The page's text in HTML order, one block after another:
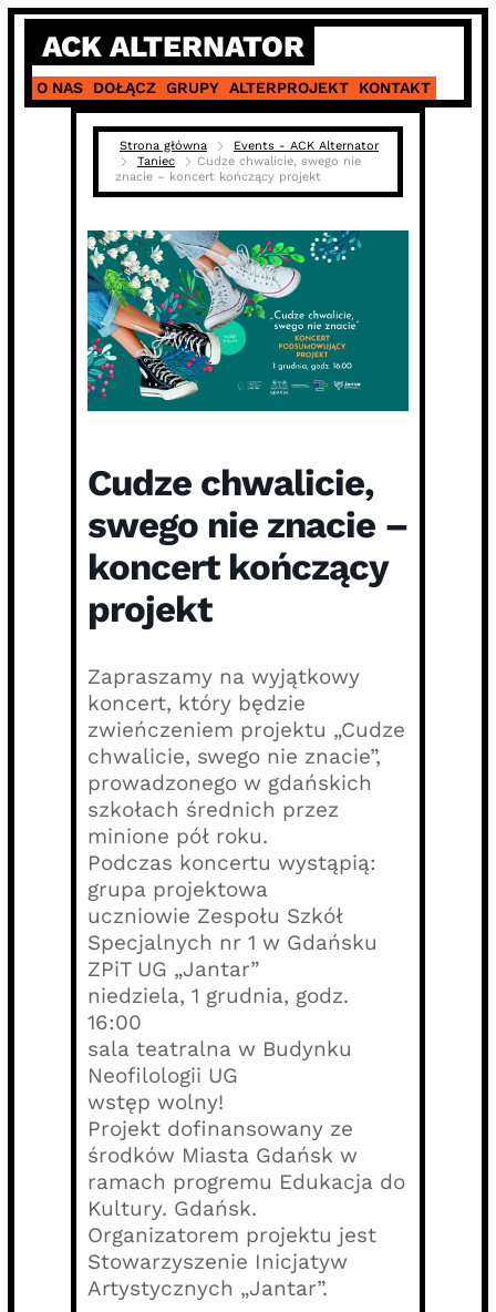
Skip
content
ACK ALTERNATOR
O NAS DOŁĄCZ GRUPY ALTERPROJEKT KONTAKT
Strona główna
Events - ACK Alternator
Taniec
Cudze chwalicie, swego nie
znacie – koncert kończący projekt
Cudze chwalicie,
swego nie znacie –
koncert kończący
projekt
Zapraszamy na wyjątkowy
koncert, który będzie
zwieńczeniem projektu „Cudze
chwalicie, swego nie znacie”,
prowadzonego w gdańskich
szkołach średnich przez
minione pół roku.
Podczas koncertu wystąpią:
grupa projektowa
uczniowie Zespołu Szkół
Specjalnych nr 1 w Gdańsku
ZPiT UG „Jantar”
niedziela, 1 grudnia, godz.
16:00
sala teatralna w Budynku
Neofilologii UG
wstęp wolny!
Projekt dofinansowany ze
środków Miasta Gdańsk w
ramach progremu Edukacja do
Kultury. Gdańsk.
Organizatorem projektu jest
Stowarzyszenie Inicjatyw
Artystycznych „Jantar”.